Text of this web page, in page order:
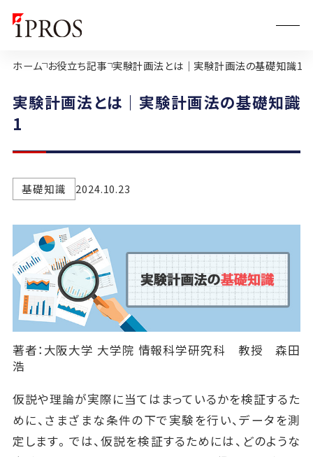
ホーム お役立ち記事 実験計画法とは｜実験計画法の基礎知識1
実験計画法とは｜実験計画法の基礎知識
1
基礎知識 2024.10.23
著者：大阪大学 大学院 情報科学研究科 教授 森田
浩
仮説や理論が実際に当てはまっているかを検証するた
めに、さまざまな条件の下で実験を行い、データを測
定します。では、仮説を検証するためには、どのような